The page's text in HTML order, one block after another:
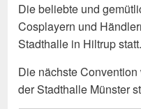
Die beliebte und
Cosplayern und
Stadthalle in Hiltrup statt.
Die nächste
der Stadthalle Münster